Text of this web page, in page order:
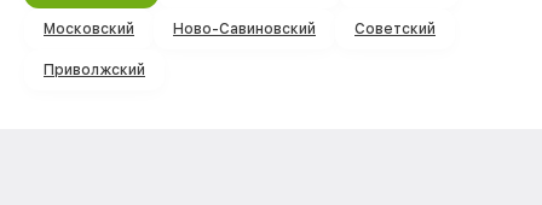
Московский Ново-Савиновский Советский
Приволжский